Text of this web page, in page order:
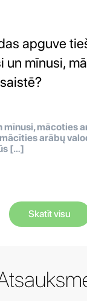
apguve
un mīnusi,
mīnusi, mācoties
arābų
[…]
Skatīt visu